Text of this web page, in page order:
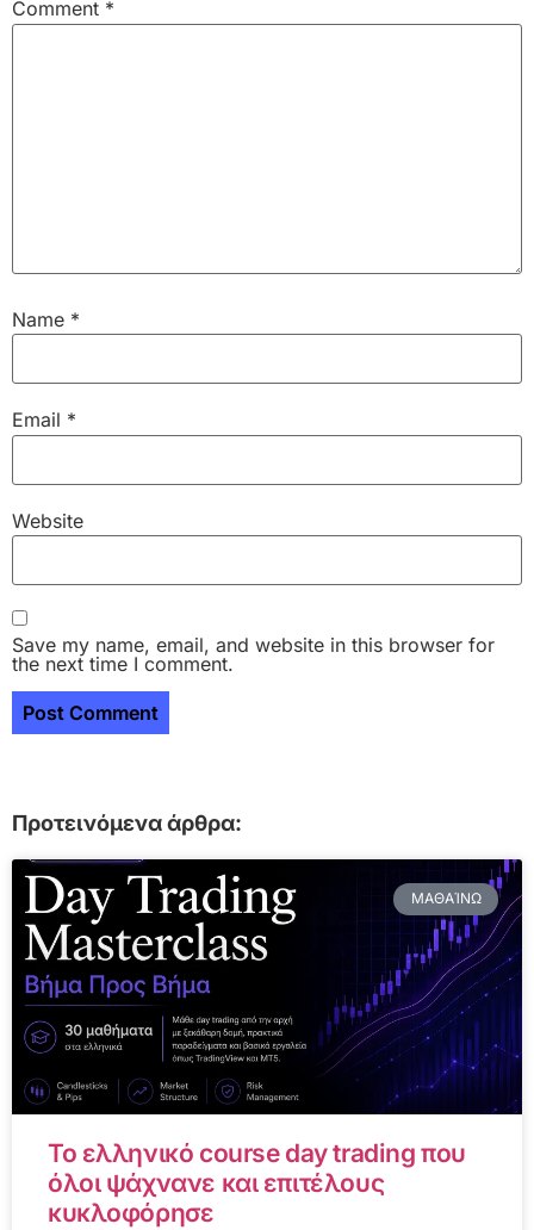
Comment *
Name *
Email *
Website
Save my name, email, and website in this browser for
the next time I comment.
Προτεινόμενα άρθρα:
ΜΑΘΑΊΝΩ
Το ελληνικό course day trading που
όλοι ψάχνανε και επιτέλους
κυκλοφόρησε